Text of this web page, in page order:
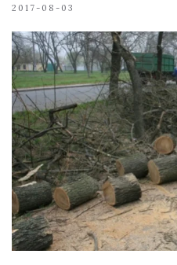
2017-08-03